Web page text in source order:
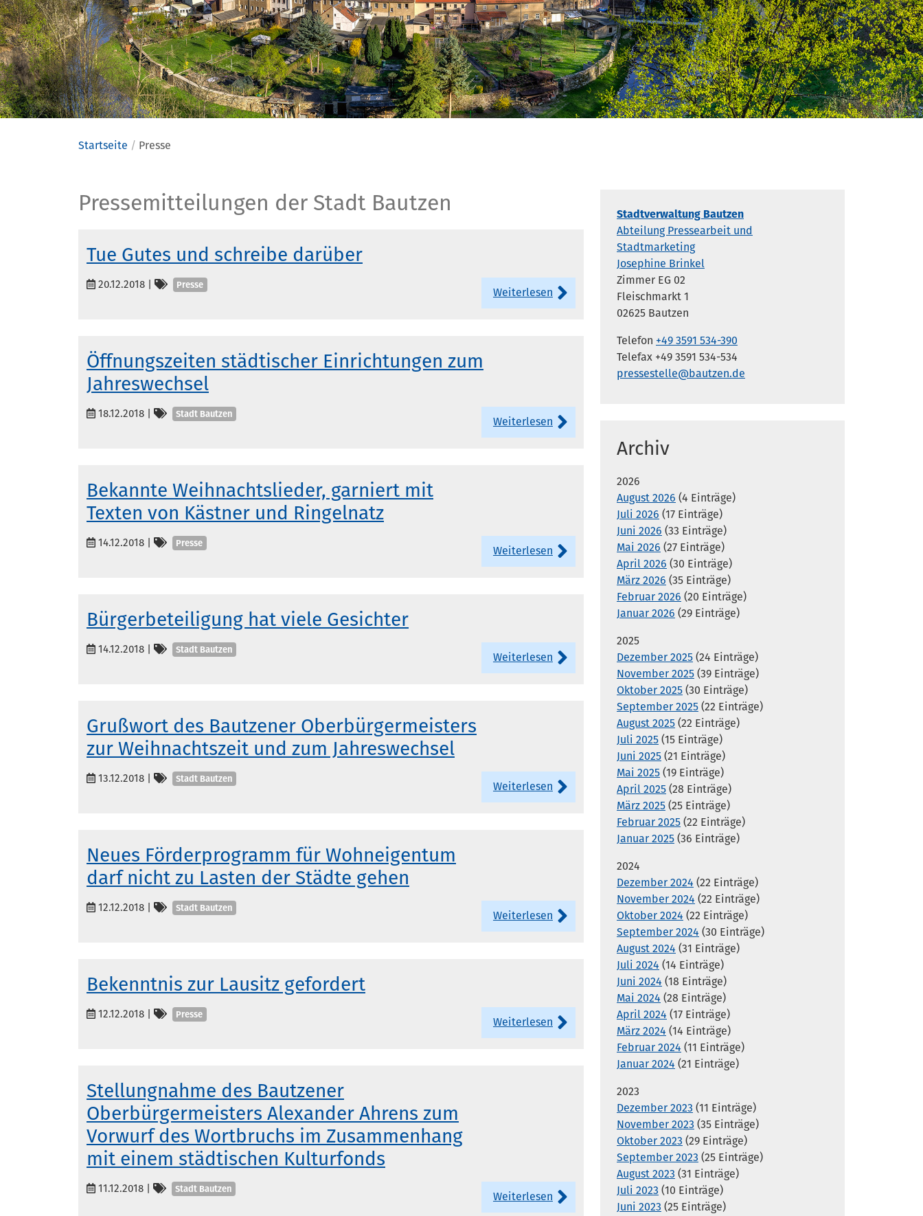
Startseite Presse
Presse
Pressemitteilungen der Stadt Bautzen
Tue Gutes und schreibe darüber
20.12.2018 | Kategorien
Presse
Weiterlesen
Öffnungszeiten städtischer Einrichtungen zum
Jahreswechsel
18.12.2018 | Kategorien
Stadt Bautzen
Weiterlesen
Bekannte Weihnachtslieder, garniert mit
Texten von Kästner und Ringelnatz
14.12.2018 | Kategorien
Presse
Weiterlesen
Bürgerbeteiligung hat viele Gesichter
14.12.2018 | Kategorien
Stadt Bautzen
Weiterlesen
Grußwort des Bautzener Oberbürgermeisters
zur Weihnachtszeit und zum Jahreswechsel
13.12.2018 | Kategorien
Stadt Bautzen
Weiterlesen
Neues Förderprogramm für Wohneigentum
darf nicht zu Lasten der Städte gehen
12.12.2018 | Kategorien
Stadt Bautzen
Weiterlesen
Bekenntnis zur Lausitz gefordert
12.12.2018 | Kategorien
Presse
Weiterlesen
Stellungnahme des Bautzener
Oberbürgermeisters Alexander Ahrens zum
Vorwurf des Wortbruchs im Zusammenhang
mit einem städtischen Kulturfonds
11.12.2018 | Kategorien
Stadt Bautzen
Weiterlesen
Stadtverwaltung Bautzen
Abteilung Pressearbeit und
Stadtmarketing
Josephine Brinkel
Zimmer EG 02
Fleischmarkt 1
02625 Bautzen
Telefon +49 3591 534-390
Telefax +49 3591 534-534
pressestelle@bautzen.de
Archiv
2026
August 2026 (4 Einträge)
Juli 2026 (17 Einträge)
Juni 2026 (33 Einträge)
Mai 2026 (27 Einträge)
April 2026 (30 Einträge)
März 2026 (35 Einträge)
Februar 2026 (20 Einträge)
Januar 2026 (29 Einträge)
2025
Dezember 2025 (24 Einträge)
November 2025 (39 Einträge)
Oktober 2025 (30 Einträge)
September 2025 (22 Einträge)
August 2025 (22 Einträge)
Juli 2025 (15 Einträge)
Juni 2025 (21 Einträge)
Mai 2025 (19 Einträge)
April 2025 (28 Einträge)
März 2025 (25 Einträge)
Februar 2025 (22 Einträge)
Januar 2025 (36 Einträge)
2024
Dezember 2024 (22 Einträge)
November 2024 (22 Einträge)
Oktober 2024 (22 Einträge)
September 2024 (30 Einträge)
August 2024 (31 Einträge)
Juli 2024 (14 Einträge)
Juni 2024 (18 Einträge)
Mai 2024 (28 Einträge)
April 2024 (17 Einträge)
März 2024 (14 Einträge)
Februar 2024 (11 Einträge)
Januar 2024 (21 Einträge)
2023
Dezember 2023 (11 Einträge)
November 2023 (35 Einträge)
Oktober 2023 (29 Einträge)
September 2023 (25 Einträge)
August 2023 (31 Einträge)
Juli 2023 (10 Einträge)
Juni 2023 (25 Einträge)